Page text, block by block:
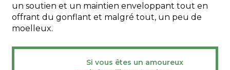
un soutien et un maintien enveloppant tout en
offrant du gonflant et malgré tout, un peu de
moelleux.
Si vous êtes un amoureux